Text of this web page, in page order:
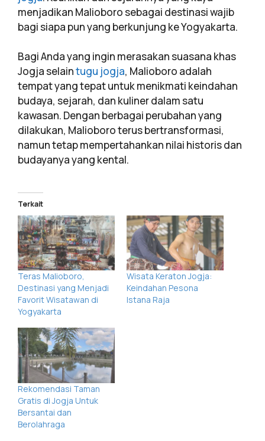
menjadikan Malioboro sebagai destinasi wajib
bagi siapa pun yang berkunjung ke Yogyakarta.
Bagi Anda yang ingin merasakan suasana khas
Jogja selaintugu jogja, Malioboro adalah
tempat yang tepat untuk menikmati keindahan
budaya, sejarah, dan kuliner dalam satu
kawasan. Dengan berbagai perubahan yang
dilakukan, Malioboro terus bertransformasi,
namun tetap mempertahankan nilai historis dan
budayanya yang kental.
Terkait
Teras Malioboro,
Destinasi yang Menjadi
Favorit Wisatawan di
Yogyakarta
Wisata Keraton Jogja:
Keindahan Pesona
Istana Raja
Rekomendasi Taman
Gratis di Jogja Untuk
Bersantai dan
Berolahraga